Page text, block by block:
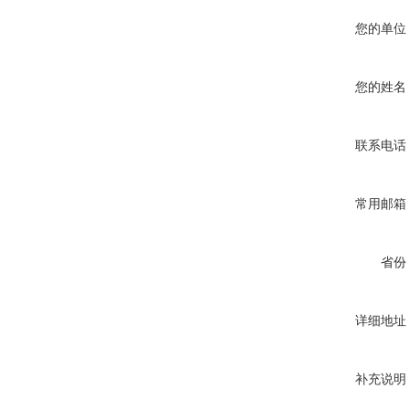
您的单位
您的姓名
联系电话
常用邮箱
省份
详细地址
补充说明